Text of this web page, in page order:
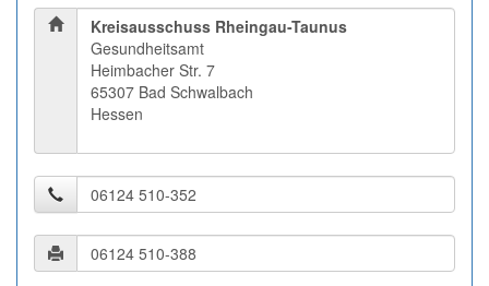
Kreisausschuss Rheingau-Taunus
Gesundheitsamt
Heimbacher Str. 7
65307 Bad Schwalbach
Hessen